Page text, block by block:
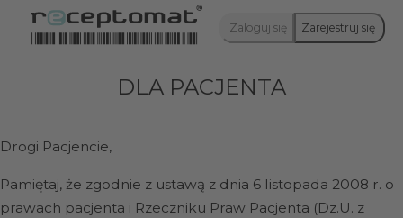
Zaloguj się Zarejestruj się
DLA PACJENTA
Drogi Pacjencie,
Pamiętaj, że zgodnie z ustawą z dnia 6 listopada 2008 r. o
prawach pacjenta i Rzeczniku Praw Pacjenta (Dz.U. z